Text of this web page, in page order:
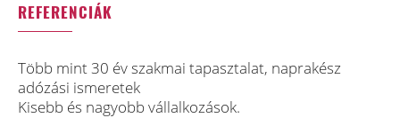
REFERENCIÁK
Több mint 30 év szakmai tapasztalat, naprakész
adózási ismeretek
Kisebb és nagyobb vállalkozások.